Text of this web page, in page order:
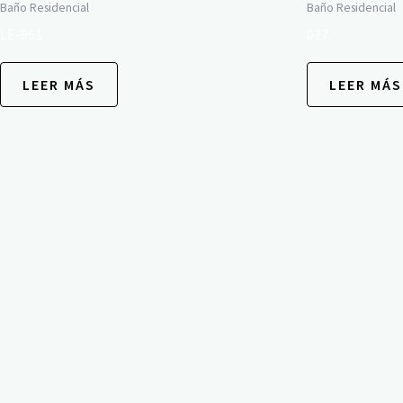
Baño Residencial
LEER MÁS
Baño Residencial
LEER MÁS